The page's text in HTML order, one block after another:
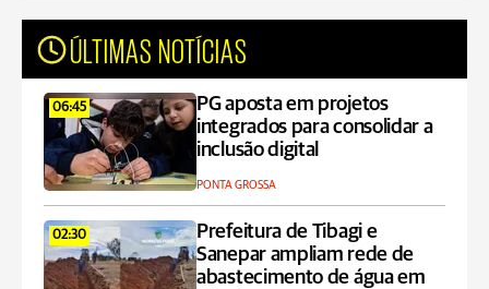
ÚLTIMAS NOTÍCIAS
06:45
PG aposta em projetos
integrados para consolidar a
inclusão digital
PONTA GROSSA
02:30
Prefeitura de Tibagi e
Sanepar ampliam rede de
abastecimento de água em